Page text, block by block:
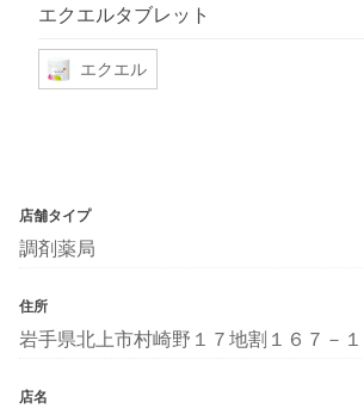
エクエルタブレット
エクエル
店舗タイプ
調剤薬局
住所
岩手県北上市村崎野１７地割１６７－１
店名